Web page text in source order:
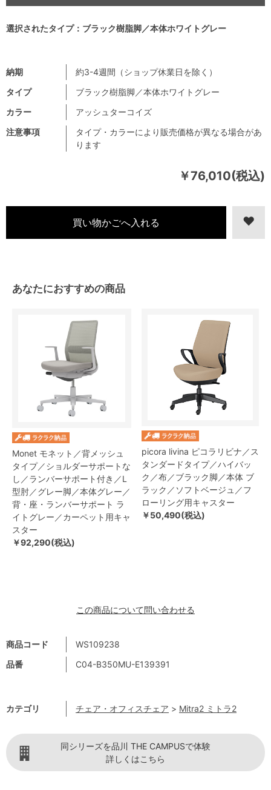
￥76,010(税込)
商品コード
WS109238
品番
C04-B350MU-E139391
カテゴリ チェア・オフィスチェア > Mitra2 ミトラ2
注意事項
タイプ・カラーにより販売価格が異なる場合があ
ります
納期
約3-4週間（ショップ休業日を除く）
タイプ
ブラック樹脂脚／本体ホワイトグレー
カラー
アッシュターコイズ
選択されたタイプ：ブラック樹脂脚／本体ホワイトグレー
あなたにおすすめの商品
Monet モネット／背メッシュ
タイプ／ショルダーサポートな
し／ランバーサポート付き／L
型肘／グレー脚／本体グレー／
背・座・ランバーサポート ラ
イトグレー／カーペット用キャ
スター
￥92,290(税込)
picora livina ピコラリビナ／ス
タンダードタイプ／ハイバッ
ク／布／ブラック脚／本体 ブ
ラック／ソフトベージュ／フ
ローリング用キャスター
￥50,490(税込)
この商品について問い合わせる
同シリーズを品川 THE CAMPUSで体験
詳しくはこちら